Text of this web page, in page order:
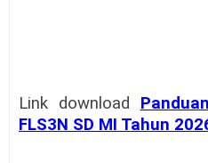
Link download
FLS3N SD MI Tahun